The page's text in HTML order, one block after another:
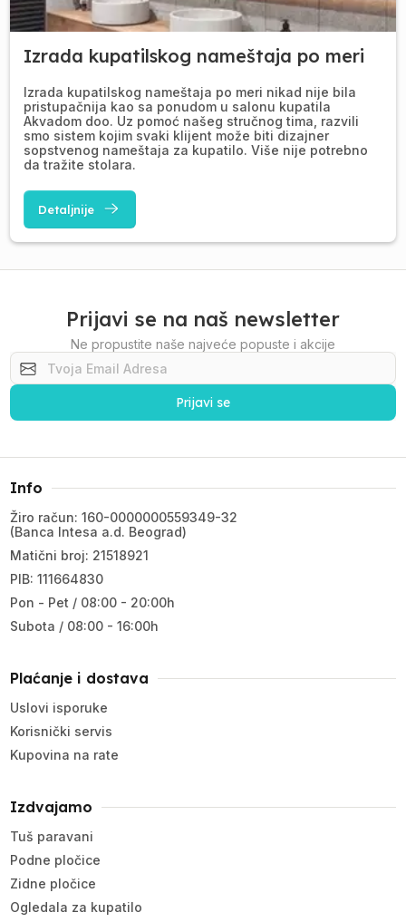
Izrada kupatilskog nameštaja po meri
Izrada kupatilskog nameštaja po meri nikad nije bila
pristupačnija kao sa ponudom u salonu kupatila
Akvadom doo. Uz pomoć našeg stručnog tima, razvili
smo sistem kojim svaki klijent može biti dizajner
sopstvenog nameštaja za kupatilo. Više nije potrebno
da tražite stolara.
Detaljnije
Prijavi se na naš newsletter
Ne propustite naše najveće popuste i akcije
Prijavi se
Info
Žiro račun: 160-0000000559349-32
(Banca Intesa a.d. Beograd)
Matični broj: 21518921
PIB: 111664830
Pon - Pet / 08:00 - 20:00h
Subota / 08:00 - 16:00h
Plaćanje i dostava
Uslovi isporuke
Korisnički servis
Kupovina na rate
Izdvajamo
Tuš paravani
Podne pločice
Zidne pločice
Ogledala za kupatilo